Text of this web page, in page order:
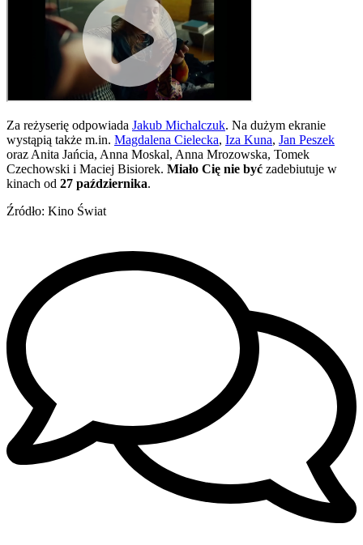
Za reżyserię odpowiada Jakub Michalczuk. Na dużym ekranie
wystąpią także m.in. Magdalena Cielecka, Iza Kuna, Jan Peszek
oraz Anita Jańcia, Anna Moskal, Anna Mrozowska, Tomek
Czechowski i Maciej Bisiorek. Miało Cię nie być zadebiutuje w
kinach od 27 października.
Źródło: Kino Świat